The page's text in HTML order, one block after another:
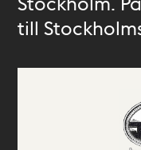
till